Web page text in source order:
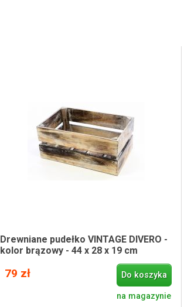
Drewniane pudełko VINTAGE DIVERO -
kolor brązowy - 44 x 28 x 19 cm
79 zł Do koszyka
na magazynie